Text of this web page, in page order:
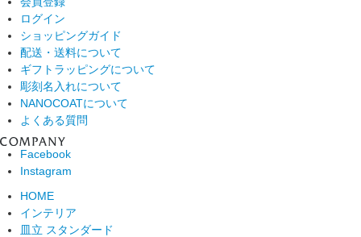
ログイン
ショッピングガイド
配送・送料について
ギフトラッピングについて
彫刻名入れについて
NANOCOATについて
よくある質問
Facebook
Instagram
HOME
インテリア
皿立 スタンダード